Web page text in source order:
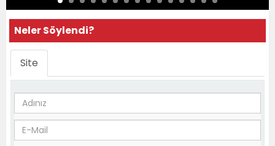
Neler Söylendi?
Site